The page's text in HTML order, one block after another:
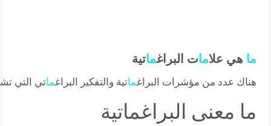
ما هي علامات البراغماتية
هناك عدد من مؤشرات البراغماتية والتفكير البراغماتي التي
ما معنى البراغماتية